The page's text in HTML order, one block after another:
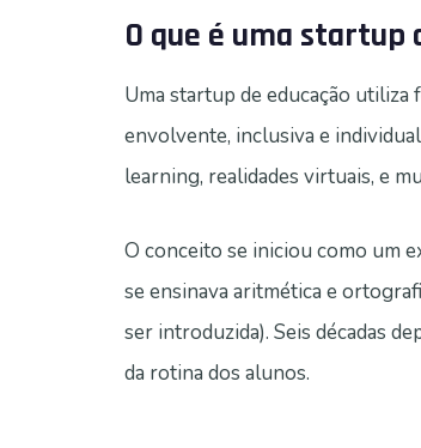
O que é uma startup
Uma startup de educação utiliza
envolvente, inclusiva e
learning, realidades virtuais, e
O conceito se iniciou como um
se ensinava aritmética e
ser introduzida). Seis décadas
da rotina dos alunos.